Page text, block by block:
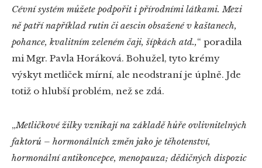
Cévní systém můžete podpořit i přírodními látkami. Mezi
ně patří například rutin či aescin obsažené v kaštanech,
pohance, kvalitním zeleném čaji, šípkách atd.,“ poradila
mi Mgr. Pavla Horáková. Bohužel, tyto krémy
výskyt metliček mírní, ale neodstraní je úplně. Jde
totiž o hlubší problém, než se zdá.
„Metličkové žilky vznikají na základě hůře ovlivnitelných
faktorů – hormonálních změn jako je těhotenství,
hormonální antikoncepce, menopauza; dědičných dispozic